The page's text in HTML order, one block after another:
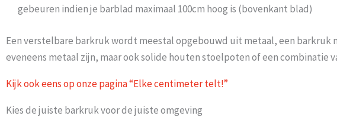
gebeuren indien je barblad maximaal 100cm hoog is (bovenkant blad)
Een verstelbare barkruk wordt meestal opgebouwd uit metaal, een barkruk
eveneens metaal zijn, maar ook solide houten stoelpoten of een combinatie
Kijk ook eens op onze pagina “Elke centimeter telt!”
Kies de juiste barkruk voor de juiste omgeving